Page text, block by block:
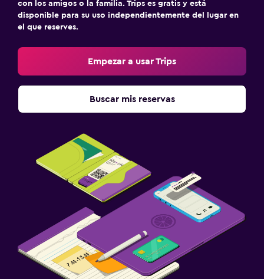
con los amigos o la familia. Trips es gratis y está
disponible para su uso independientemente del lugar en
el que reserves.
Empezar a usar Trips
Buscar mis reservas